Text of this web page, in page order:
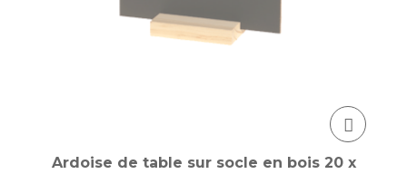
Ardoise de table sur socle en bois 20 x